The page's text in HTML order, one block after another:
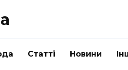
Статті Новини